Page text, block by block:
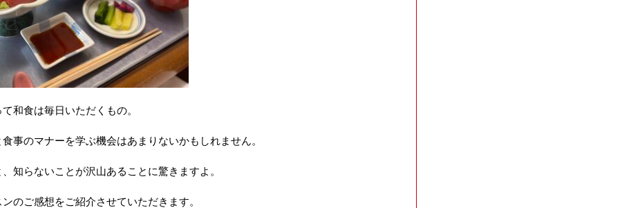
和食は毎日いただくもの。
事のマナーを学ぶ機会はあまりないかもしれません。
知らないことが沢山あることに驚きますよ。
のご感想をご紹介させていただきます。